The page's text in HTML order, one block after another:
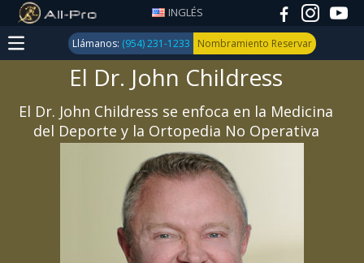
INGLÉS
Llámanos: (954) 231-1233 Nombramiento Reservar
Trauma
El Dr. John Childress
El Dr. John Childress se enfoca en la Medicina
del Deporte y la Ortopedia No Operativa